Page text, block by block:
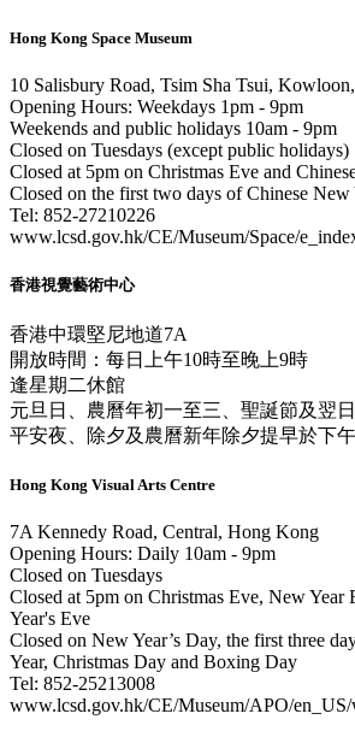
Hong Kong Space Museum
10 Salisbury Road, Tsim Sha Tsui,
Opening Hours: Weekdays 1pm - 9pm
Weekends and public holidays 10am - 9pm
Closed on Tuesdays (except public holidays)
Closed at 5pm on Christmas Eve and
Closed on the first two days of Chinese New
Tel: 852-27210226
www.lcsd.gov.hk/CE/Museum/Space/
香港視覺藝術中心
香港中環堅尼地道7A
開放時間：每日上午10時至晚上9時
逢星期二休館
元旦日、農曆年初一至三、聖誕節及翌
平安夜、除夕及農曆新年除夕提早於下
Hong Kong Visual Arts Centre
7A Kennedy Road, Central, Hong Kong
Opening Hours: Daily 10am - 9pm
Closed on Tuesdays
Closed at 5pm on Christmas Eve, New Year
Year's Eve
Closed on New Year’s Day, the first three
Year, Christmas Day and Boxing Day
Tel: 852-25213008
www.lcsd.gov.hk/CE/Museum/APO/